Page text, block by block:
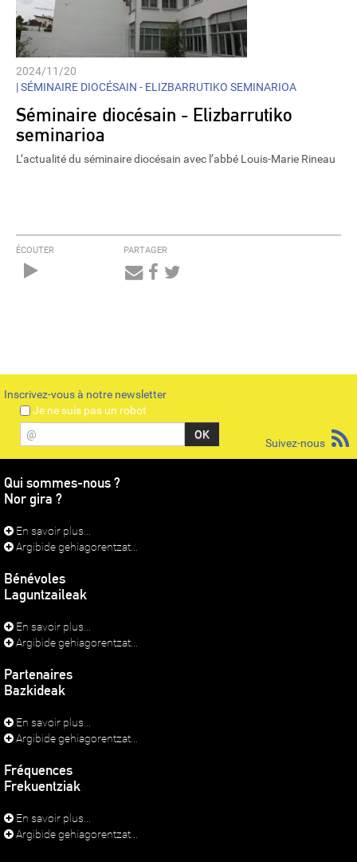
2024/11/20
|SÉMINAIRE DIOCÉSAIN - ELIZBARRUTIKO SEMINARIOA
Séminaire diocésain - Elizbarrutiko
seminarioa
L’actualité du séminaire diocésain avec l’abbé Louis-Marie Rineau
ÉCOUTER PARTAGER
Inscrivez-vous à notre newsletter
Je ne suis pas un robot
@
Suivez-nous
Qui sommes-nous ?
Nor gira ?
En savoir plus...
Argibide gehiagorentzat...
Bénévoles
Laguntzaileak
En savoir plus...
Argibide gehiagorentzat...
Partenaires
Bazkideak
En savoir plus...
Argibide gehiagorentzat...
Fréquences
Frekuentziak
En savoir plus...
Argibide gehiagorentzat...